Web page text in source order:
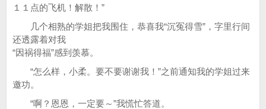
１１点的飞机！解散！”
几个相熟的学姐把我围住，恭喜我“沉冤得雪”，字里行间
还透露着对我
“因祸得福”感到羡慕。
“怎么样，小柔。要不要谢谢我！”之前通知我的学姐过来
邀功。
“啊？恩恩，一定要～”我慌忙答道。